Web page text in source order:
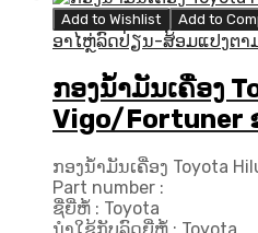
Add to Wishlist Add to
ອາໄຫຼ່ລົດປ່ຽນ-ສ້ອມແປງຕາ
ກອງນ້ຳມັນເຄື່ອງ
Vigo/Fortuner
ກອງນ້ຳມັນເຄື່ອງ Toyota
Part number :
ຊື່ຍີ່ຫໍ້ : Toyota